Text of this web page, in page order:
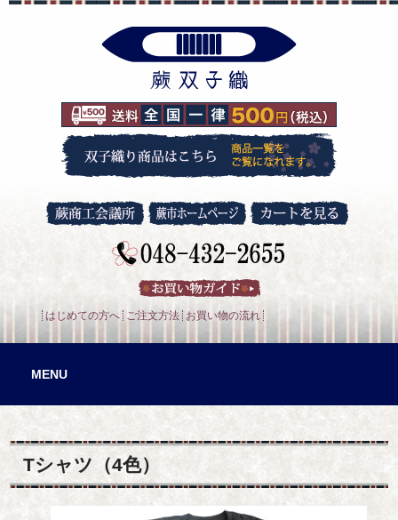
はじめての方へ ご注文方法 お買い物の流れ
MENU
Tシャツ（4色）